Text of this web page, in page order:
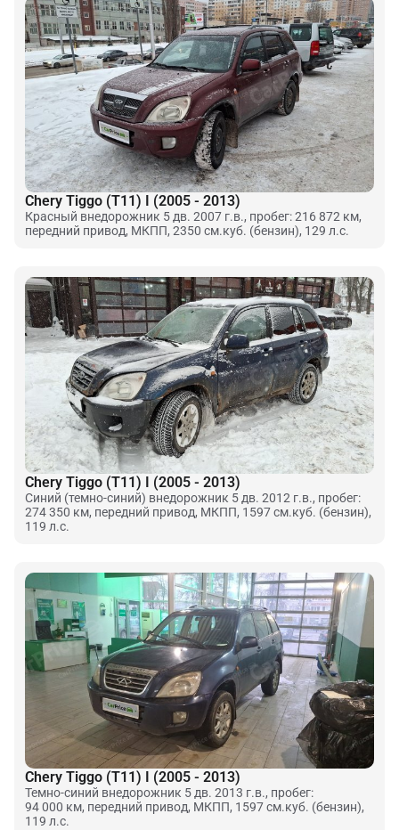
Chery Tiggo (T11) I (2005 - 2013)
Красный внедорожник 5 дв. 2007 г.в., пробег: 216 872 км,
передний привод, МКПП, 2350 см.куб. (бензин), 129 л.с.
Chery Tiggo (T11) I (2005 - 2013)
Синий (темно-синий) внедорожник 5 дв. 2012 г.в., пробег:
274 350 км, передний привод, МКПП, 1597 см.куб. (бензин),
119 л.с.
Chery Tiggo (T11) I (2005 - 2013)
Темно-синий внедорожник 5 дв. 2013 г.в., пробег:
94 000 км, передний привод, МКПП, 1597 см.куб. (бензин),
119 л.с.